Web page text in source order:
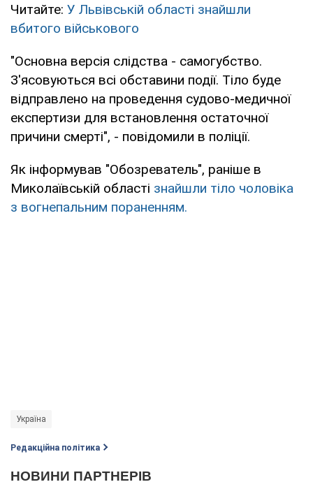
Читайте: У Львівській області знайшли
вбитого військового
"Основна версія слідства - самогубство.
З'ясовуються всі обставини події. Тіло буде
відправлено на проведення судово-медичної
експертизи для встановлення остаточної
причини смерті", - повідомили в поліції.
Як інформував "Обозреватель", раніше в
Миколаївській області знайшли тіло чоловіка
з вогнепальним пораненням.
Україна
Редакційна політика